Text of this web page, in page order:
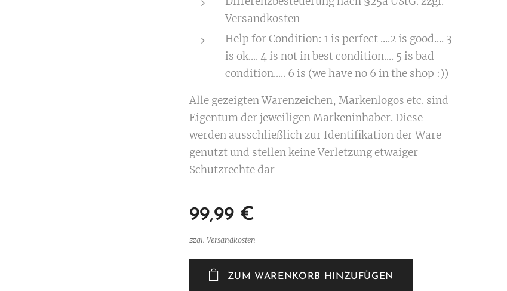
Versandkosten
Help for Condition: 1 is perfect ....2 is good.... 3
is ok.... 4 is not in best condition.... 5 is bad
condition..... 6 is (we have no 6 in the shop :))
Alle gezeigten Warenzeichen, Markenlogos etc. sind
Eigentum der jeweiligen Markeninhaber. Diese
werden ausschließlich zur Identifikation der Ware
genutzt und stellen keine Verletzung etwaiger
Schutzrechte dar
99,99 €
zzgl. Versandkosten
ZUM WARENKORB HINZUFÜGEN